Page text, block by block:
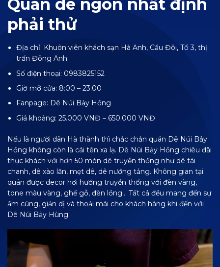
Quán dê ngon nhất định
phải thử
Địa chỉ: Khuôn viên khách sạn Hà Anh, Cầu Đôi, Tổ 3, thị
trấn Đông Anh
Số điện thoại: 0983825152
Giờ mở cửa: 8:00 – 23:00
Fanpage: Dê Núi Bảy Hồng
Giá khoảng: 25.000 VNĐ – 650.000 VNĐ
Nếu là người dân Hà thành thì chắc chắn quán Dê Núi Bảy
Hồng không còn là cái tên xa lạ. Dê Núi Bảy Hồng chiêu đãi
thực khách với hơn 50 món dê truyền thống như dê tái
chanh, dê xào lăn, mẹt dê, dê nướng tảng. Không gian tại
quán được decor hơi hướng truyền thống với đèn vàng,
tone màu vàng, ghế gỗ, đèn lồng… Tất cả đều mang đến sự
ấm cúng, giản dị và thoải mái cho khách hàng khi đến với
Dê Núi Bảy Hùng.